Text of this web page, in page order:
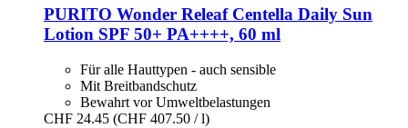
PURITO Wonder Releaf Centella Daily Sun
Lotion SPF 50+ PA++++, 60 ml
Für alle Hauttypen - auch sensible
Mit Breitbandschutz
Bewahrt vor Umweltbelastungen
CHF 24.45 (CHF 407.50 / l)